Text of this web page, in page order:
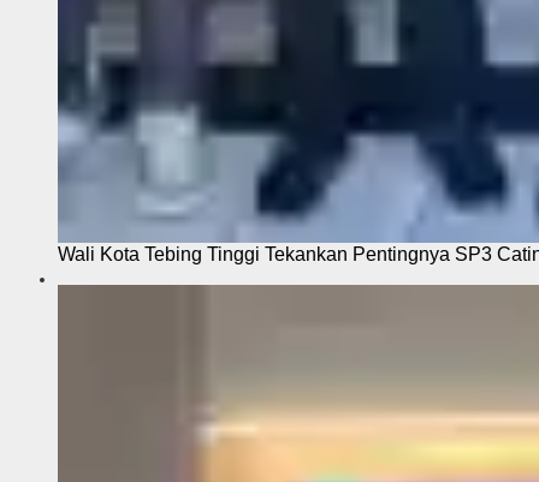
Wali Kota Tebing Tinggi Tekankan Pentingnya SP3